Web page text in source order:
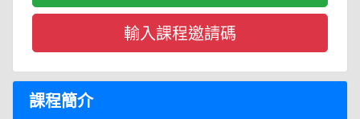
課程簡介